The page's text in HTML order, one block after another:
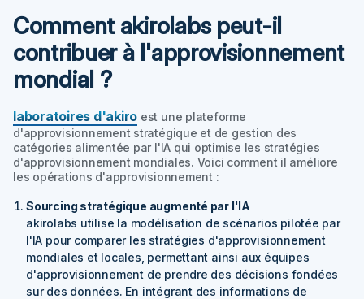
Comment akirolabs peut-il
contribuer à l'approvisionnement
mondial ?
laboratoires d'akiro est une plateforme
d'approvisionnement stratégique et de gestion des
catégories alimentée par l'IA qui optimise les stratégies
d'approvisionnement mondiales. Voici comment il améliore
les opérations d'approvisionnement :
Sourcing stratégique augmenté par l'IA
akirolabs utilise la modélisation de scénarios pilotée par
l'IA pour comparer les stratégies d'approvisionnement
mondiales et locales, permettant ainsi aux équipes
d'approvisionnement de prendre des décisions fondées
sur des données. En intégrant des informations de